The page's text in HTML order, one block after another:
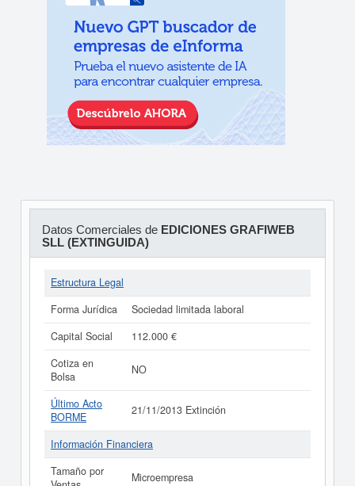
Datos Comerciales de EDICIONES GRAFIWEB
SLL (EXTINGUIDA)
Estructura Legal
Forma Jurídica
Sociedad limitada laboral
Capital Social
112.000 €
Cotiza en
Bolsa
NO
Último Acto
BORME
21/11/2013 Extinción
Información Financiera
Tamaño por
Microempresa